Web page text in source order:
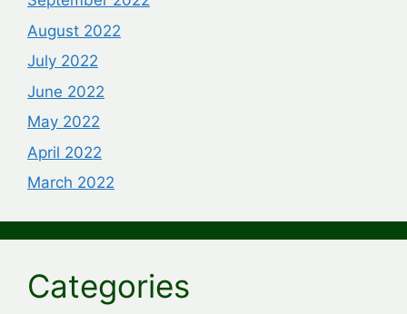
August 2022
July 2022
June 2022
May 2022
April 2022
March 2022
Categories